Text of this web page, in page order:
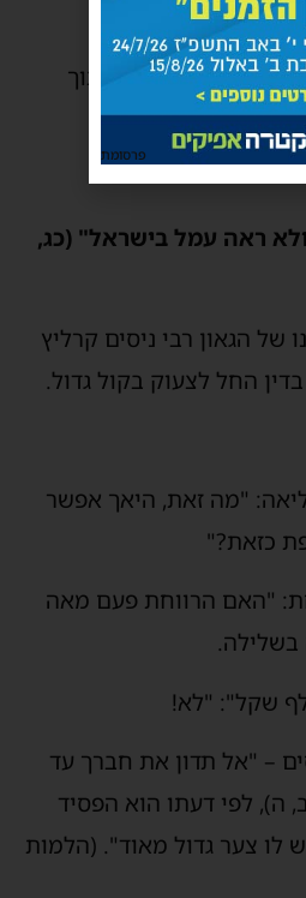
חופה כדת וכדין, תוך
(הלמות עמלים)
ראה עמל בישראל" (כג,
הגאון רבי ניסים קרליץ
החל לצעוק בקול גדול.
"מה זאת, היאך אפשר
כזאת?"
"האם הרווחת פעם מאה
שקל": "לא!
– "אל תדון את חברך עד
ה), לפי דעתו הוא הפסיד
לו צער גדול מאוד". (הלמות
פרסומת